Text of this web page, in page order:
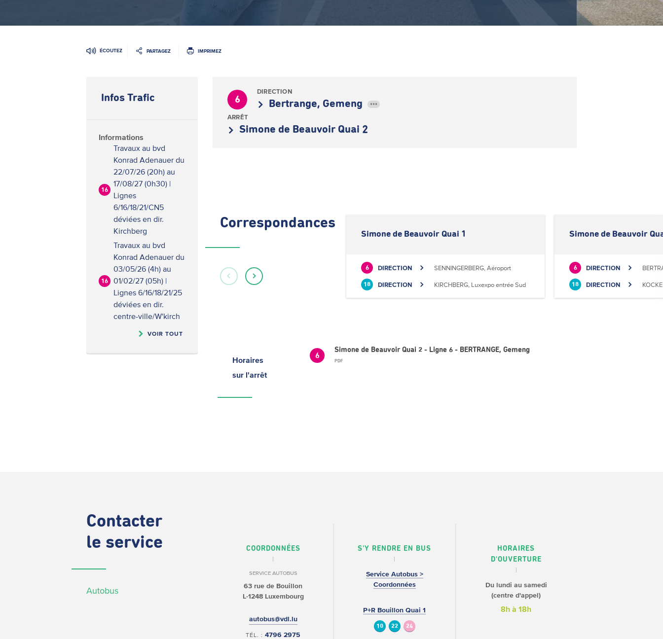
ÉCOUTEZ PARTAGEZ IMPRIMEZ
Infos Trafic
Informations
16
Travaux au bvd
Konrad Adenauer du
22/07/26 (20h) au
17/08/27 (0h30) |
Lignes
6/16/18/21/CN5
déviées en dir.
Kirchberg
16
Travaux au bvd
Konrad Adenauer du
03/05/26 (4h) au
01/02/27 (05h) |
Lignes 6/16/18/21/25
déviées en dir.
centre-ville/W'kirch
VOIR TOUT
6
DIRECTION
Bertrange, Gemeng •••
ARRÊT
Simone de Beauvoir Quai 2
Correspondances
Simone de Beauvoir Quai 1
6 DIRECTION SENNINGERBERG, Aéroport
18 DIRECTION KIRCHBERG, Luxexpo entrée Sud
Simone de Beauvoir
6 DIRECTION
18 DIRECTION
Horaires
sur l'arrêt
6
Simone de Beauvoir Quai 2 - Ligne 6 - BERTRANGE, Gemeng
PDF
Contacter
le service
Autobus
COORDONNÉES
SERVICE AUTOBUS
63 rue de Bouillon
L-1248 Luxembourg
autobus@vdl.lu
TÉL. :4796 2975
S'Y RENDRE EN BUS
Service Autobus >
Coordonnées
P+R Bouillon Quai 1
10 22 24
HORAIRES
D'OUVERTURE
Du lundi au samedi
(centre d'appel)
8h à 18h